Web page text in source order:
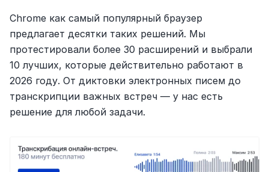
Chrome как самый популярный браузер
предлагает десятки таких решений. Мы
протестировали более 30 расширений и выбрали
10 лучших, которые действительно работают в
2026 году. От диктовки электронных писем до
транскрипции важных встреч — у нас есть
решение для любой задачи.